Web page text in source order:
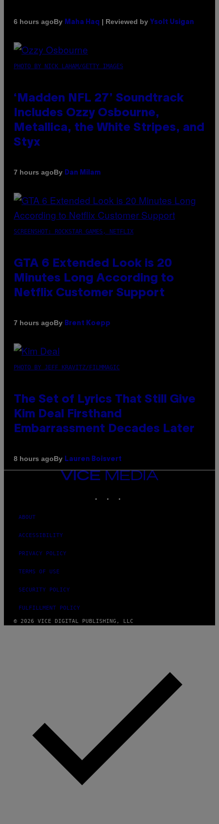
6 hours agoBy Maha Haq | Reviewed by Ysolt Usigan
PHOTO BY NICK LAHAM/GETTY IMAGES
‘Madden NFL 27’ Soundtrack
Includes Ozzy Osbourne,
Metallica, the White Stripes, and
Styx
7 hours agoBy Dan Milam
SCREENSHOT: ROCKSTAR GAMES, NETFLIX
GTA 6 Extended Look is 20
Minutes Long According to
Netflix Customer Support
7 hours agoBy Brent Koepp
PHOTO BY JEFF KRAVITZ/FILMMAGIC
The Set of Lyrics That Still Give
Kim Deal Firsthand
Embarrassment Decades Later
8 hours agoBy Lauren Boisvert
VICE
MEDIA
ABOUT
ACCESSIBILITY
PRIVACY POLICY
TERMS OF USE
SECURITY POLICY
FULFILLMENT POLICY
© 2026 VICE DIGITAL PUBLISHING, LLC